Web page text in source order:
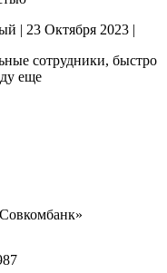
23 Октября 2023
сотрудники, быстро
еще